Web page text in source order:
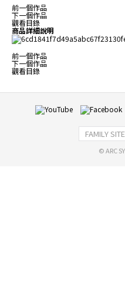
前一個作品
下一個作品
觀看目錄
商品詳細說明
前一個作品
下一個作品
觀看目錄
FAMILY SITE
© ARC